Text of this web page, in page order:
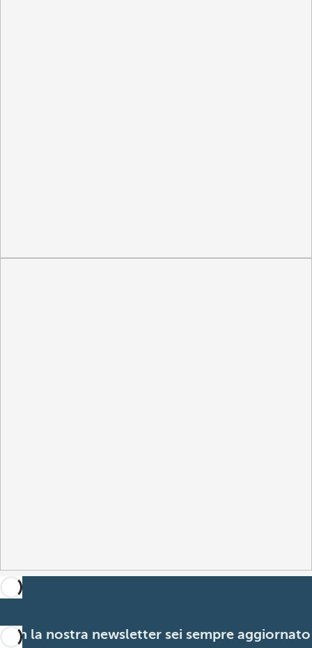
Con la nostra newsletter sei sempre aggiornato